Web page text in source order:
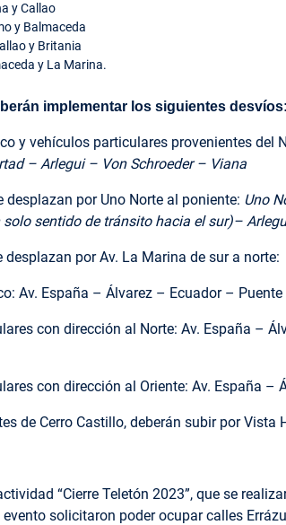
y Callao
y Balmaceda
y Britania
y La Marina.
implementar los siguientes desvíos:
y vehículos particulares provenientes del
– Arlegui – Von Schroeder – Viana
desplazan por Uno Norte al poniente: Uno
sentido de tránsito hacia el sur)–
desplazan por Av. La Marina de sur a norte:
Av. España – Álvarez – Ecuador –
con dirección al Norte: Av. España –
con dirección al Oriente: Av. España –
de Cerro Castillo, deberán subir por Vista
“Cierre Teletón 2023”, que se
solicitaron poder ocupar calles